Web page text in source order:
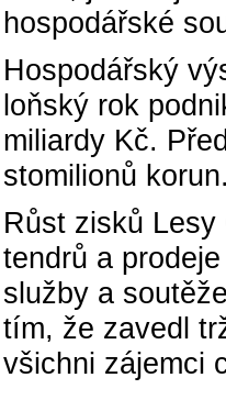
hospodářské
Hospodářský
loňský rok
miliardy Kč.
stomilionů korun.
Růst zisků
tendrů a
služby a
tím, že zavedl
všichni zájemci